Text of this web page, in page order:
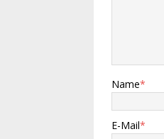
Name*
E-Mail*